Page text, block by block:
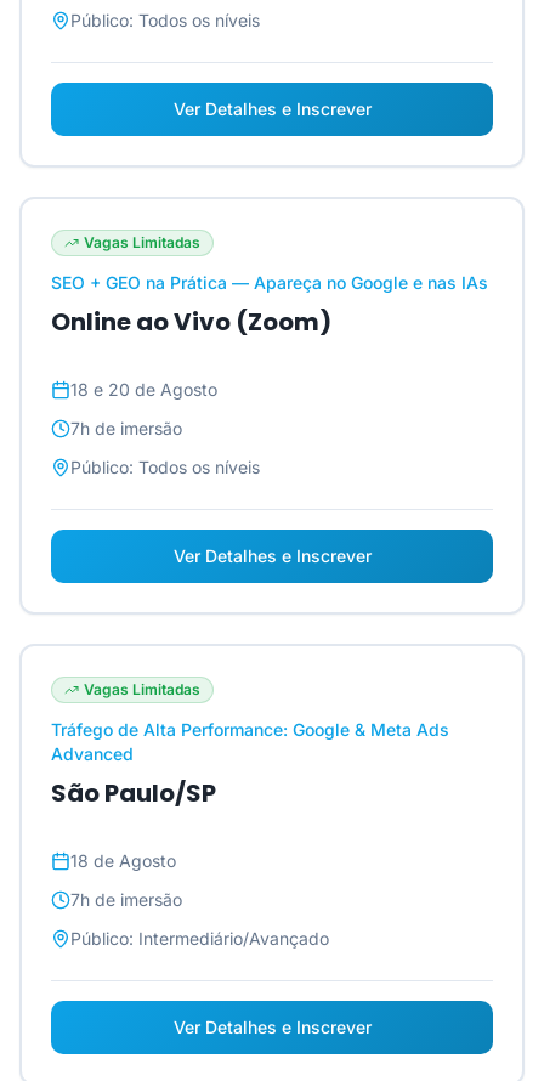
Público: Todos os níveis
Ver Detalhes e Inscrever
Vagas Limitadas
SEO + GEO na Prática — Apareça no Google e nas IAs
Online ao Vivo (Zoom)
18 e 20 de Agosto
7h de imersão
Público: Todos os níveis
Ver Detalhes e Inscrever
Vagas Limitadas
Tráfego de Alta Performance: Google & Meta Ads
Advanced
São Paulo/SP
18 de Agosto
7h de imersão
Público: Intermediário/Avançado
Ver Detalhes e Inscrever